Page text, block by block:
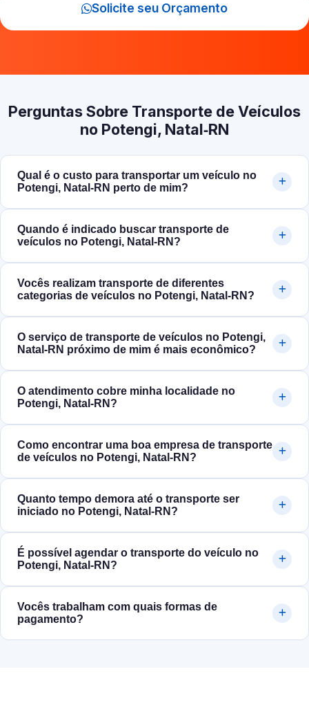
Solicite seu Orçamento
Perguntas Sobre Transporte de Veículos
no Potengi, Natal‑RN
Qual é o custo para transportar um veículo no
Potengi, Natal‑RN perto de mim?
Quando é indicado buscar transporte de
veículos no Potengi, Natal‑RN?
Vocês realizam transporte de diferentes
categorias de veículos no Potengi, Natal‑RN?
O serviço de transporte de veículos no Potengi,
Natal‑RN próximo de mim é mais econômico?
O atendimento cobre minha localidade no
Potengi, Natal‑RN?
Como encontrar uma boa empresa de transporte
de veículos no Potengi, Natal‑RN?
Quanto tempo demora até o transporte ser
iniciado no Potengi, Natal‑RN?
É possível agendar o transporte do veículo no
Potengi, Natal‑RN?
Vocês trabalham com quais formas de
pagamento?